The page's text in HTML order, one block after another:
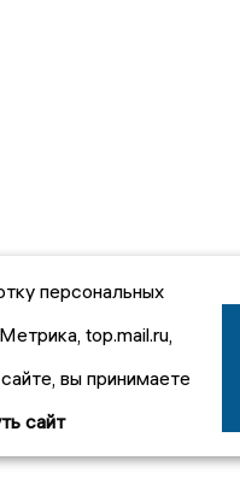
персональных
top.mail.ru,
вы принимаете
сайт